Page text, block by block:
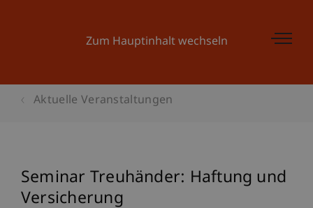
Zum Hauptinhalt wechseln
Aktuelle Veranstaltungen
Seminar Treuhänder: Haftung und
Versicherung